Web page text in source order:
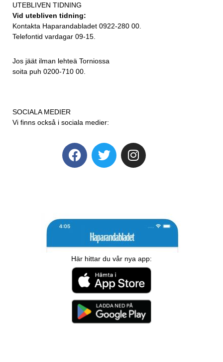
UTEBLIVEN TIDNING
Vid utebliven tidning:
Kontakta Haparandabladet 0922-280 00.
Telefontid vardagar 09-15.
Jos jäät ilman lehteä Torniossa
soita puh 0200-710 00.
SOCIALA MEDIER
Vi finns också i sociala medier:
Här hittar du vår nya app: